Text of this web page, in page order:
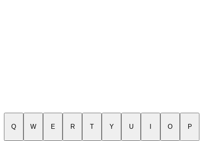
Q W E R T Y U O P